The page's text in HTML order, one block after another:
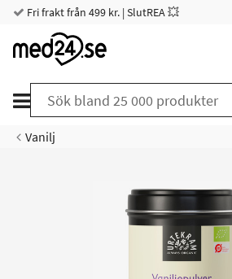
Fri frakt från 499 kr. | SlutREA 💥
Vanilj